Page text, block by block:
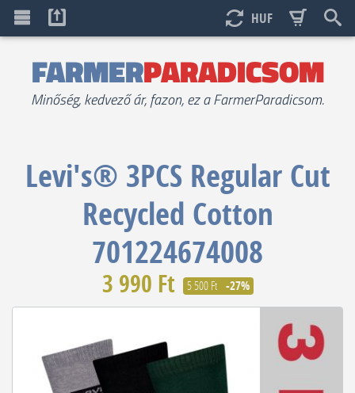
HUF
FARMERPARADICSOM
Minőség, kedvező ár, fazon, ez a FarmerParadicsom.
Levi's® 3PCS Regular Cut
Recycled Cotton
701224674008
3 990 Ft 5 500 Ft -27%